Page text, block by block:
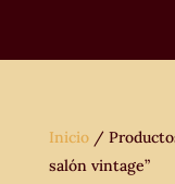
Inicio/
salón vintage”